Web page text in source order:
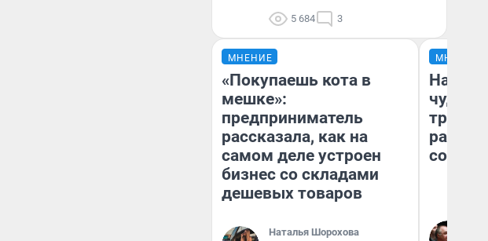
5 684 3
МНЕНИЕ
«Покупаешь кота в
мешке»:
предприниматель
рассказала, как на
самом деле устроен
бизнес со складами
дешевых товаров
Наталья Шорохова
МНЕНИЕ
чудом